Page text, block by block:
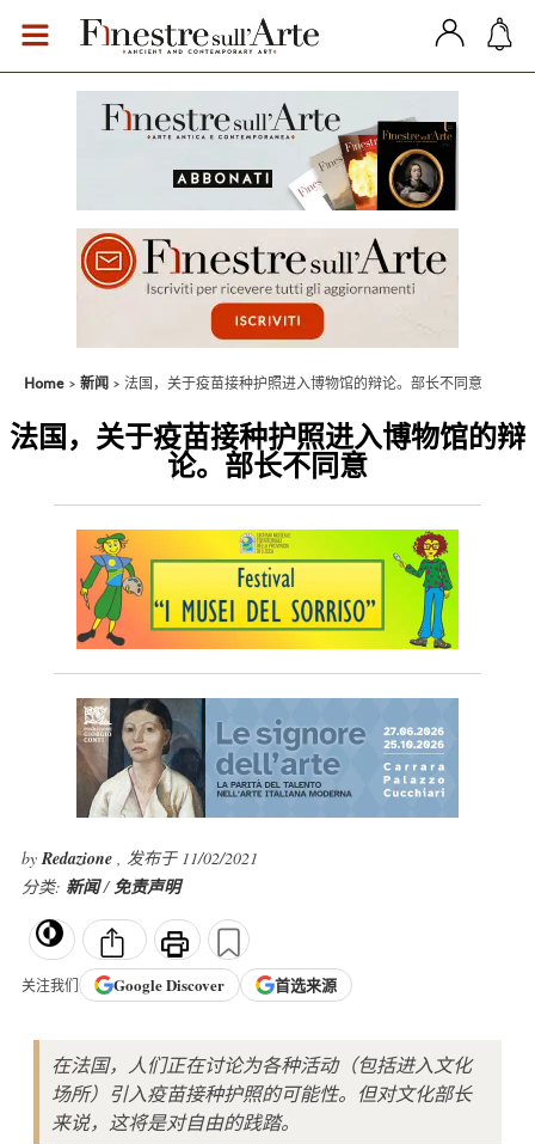
Home 新闻 法国，关于疫苗接种护照进入博物馆的辩论。部长不同意
法国，关于疫苗接种护照进入博物馆的辩
论。部长不同意
byRedazione , 发布于 11/02/2021
分类: 新闻/免责声明
关注我们 GoogleDiscover 首选来源
在法国，人们正在讨论为各种活动（包括进入文化
场所）引入疫苗接种护照的可能性。但对文化部长
来说，这将是对自由的践踏。